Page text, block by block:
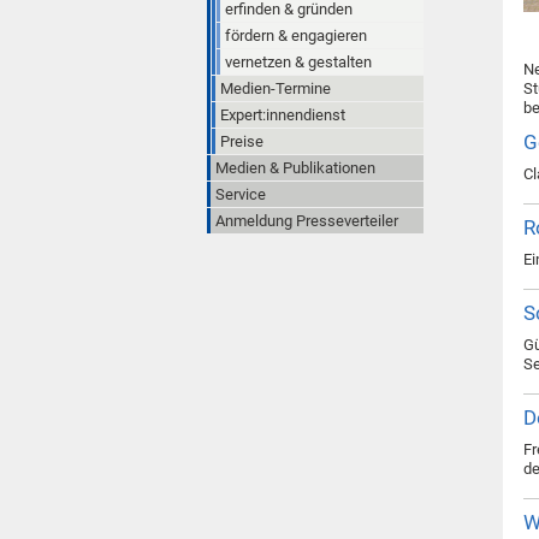
erfinden & gründen
fördern & engagieren
vernetzen & gestalten
Medien-Termine
Expert:innendienst
Preise
Medien & Publikationen
Service
Anmeldung Presseverteiler